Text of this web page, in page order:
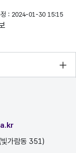
정 : 2024-01-30 15:15
가람동 351)